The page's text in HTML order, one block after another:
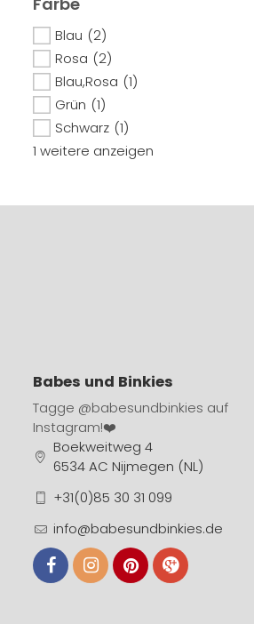
Blau (2)
Rosa (2)
Blau,Rosa (1)
Grün (1)
Schwarz (1)
1 weitere anzeigen
Babes und Binkies
Tagge @babesundbinkies auf
Instagram!❤️
Boekweitweg 4
6534 AC Nijmegen (NL)
+31(0)85 30 31 099
info@babesundbinkies.de